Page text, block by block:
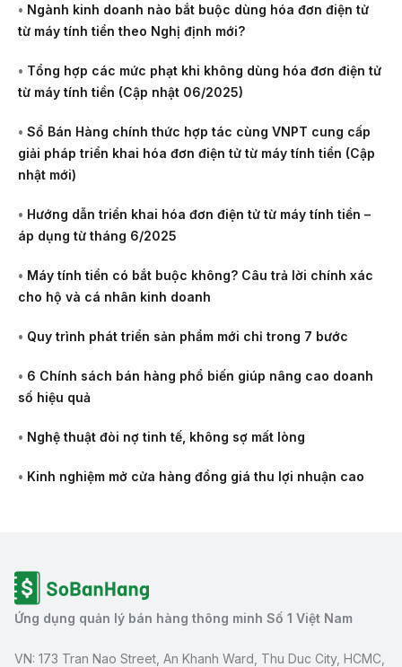
• Ngành kinh doanh nào bắt buộc dùng hóa đơn điện tử
từ máy tính tiền theo Nghị định mới?
• Tổng hợp các mức phạt khi không dùng hóa đơn điện tử
từ máy tính tiền (Cập nhật 06/2025)
• Sổ Bán Hàng chính thức hợp tác cùng VNPT cung cấp
giải pháp triển khai hóa đơn điện tử từ máy tính tiền (Cập
nhật mới)
• Hướng dẫn triển khai hóa đơn điện tử từ máy tính tiền –
áp dụng từ tháng 6/2025
• Máy tính tiền có bắt buộc không? Câu trả lời chính xác
cho hộ và cá nhân kinh doanh
• Quy trình phát triển sản phẩm mới chỉ trong 7 bước
• 6 Chính sách bán hàng phổ biến giúp nâng cao doanh
số hiệu quả
• Nghệ thuật đòi nợ tinh tế, không sợ mất lòng
• Kinh nghiệm mở cửa hàng đồng giá thu lợi nhuận cao
Ứng dụng quản lý bán hàng thông minh Số 1 Việt Nam
VN: 173 Tran Nao Street, An Khanh Ward, Thu Duc City, HCMC,